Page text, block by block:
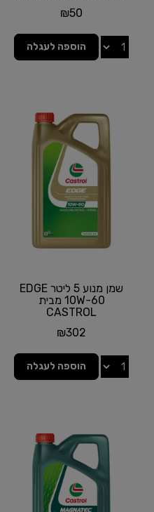
₪50
הוספה לעגלה
שמן מנוע 5 ליטר EDGE
10W-60 מבית
CASTROL
₪302
הוספה לעגלה